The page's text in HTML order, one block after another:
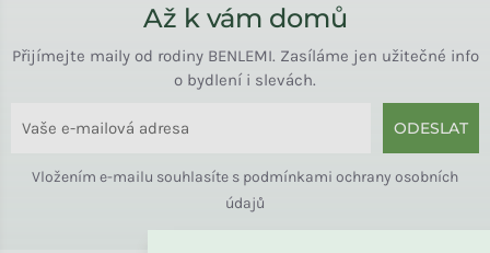
Až k vám domů
Přijímejte maily od rodiny BENLEMI. Zasíláme jen užitečné info
o bydlení i slevách.
ODESLAT
Vložením e-mailu souhlasíte s podmínkami ochrany osobních
údajů